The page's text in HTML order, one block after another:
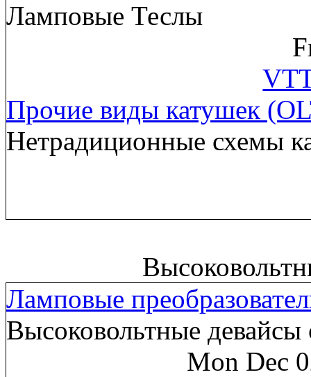
Ламповые Теслы
Прочие виды катушек
Нетрадиционные схемы
Ламповые
Высоковольтные девайсы
Mon Dec